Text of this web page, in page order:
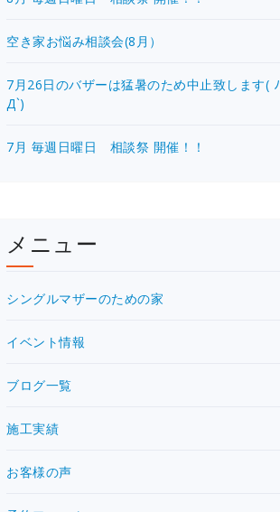
空き家お悩み相談会(8月）
7月26日のバザーは猛暑のため中止致します( ﾉ
Д`)
7月 毎週日曜日 相談祭 開催！！
メニュー
シングルマザーのための家
イベント情報
ブログ一覧
施工実績
お客様の声